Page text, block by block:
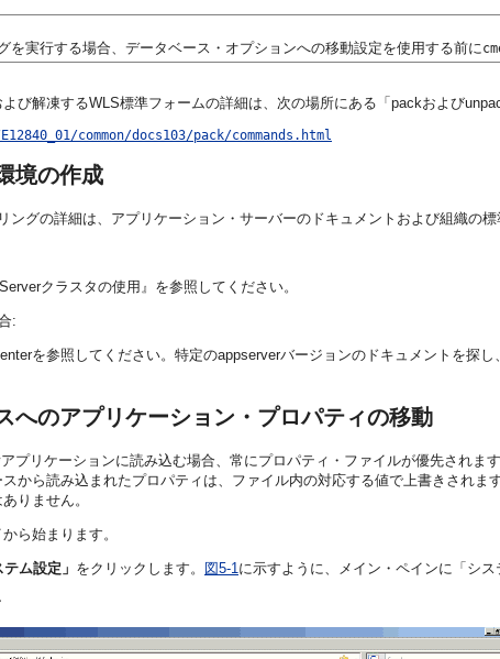
を実行する場合、データベース・オプションへの移動設定を使用する前に
び解凍するWLS標準フォームの詳細は、次の場所にある「packおよび
common/docs103/pack/commands.html
境の作成
ングの詳細は、アプリケーション・サーバーのドキュメントおよび組織の標
クラスタの使用』を参照してください。
:
を参照してください。特定のappserverバージョンのドキュメントを
へのアプリケーション・プロパティの移動
プリケーションに読み込む場合、常にプロパティ・ファイルが優先され
から読み込まれたプロパティは、ファイル内の対応する値で上書きされ
りません。
ら始まります。
テム設定」 をクリックします。 図5-1 に示すように、メイン・ペインに「シ